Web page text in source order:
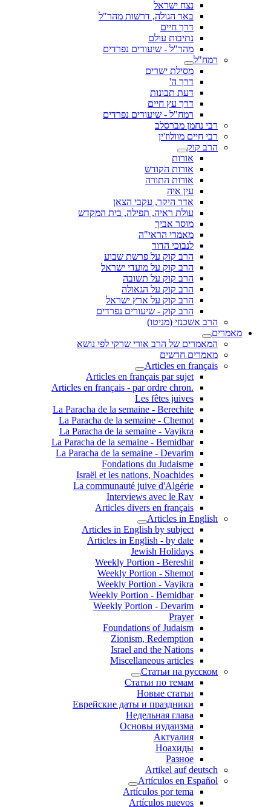
נצח ישראל
באר הגולה, דרשות מהר"ל
דרך חיים
נתיבות עולם
מהר"ל - שיעורים נפרדים
רמח"ל
מסילת ישרים
דרך ה'
דעת תבונות
דרך עץ חיים
רמח"ל - שיעורים נפרדים
רבי נחמן מברסלב
רבי חיים מוולוז'ין
הרב קוק
אורות
אורות הקודש
אורות התורה
עין איה
אדר היקר, עקבי הצאן
עולת ראיה, תפילה, בית המקדש
מוסר אביך
מאמרי הראי"ה
לנבוכי הדור
הרב קוק על פרשת שבוע
הרב קוק על מועדי ישראל
הרב קוק על תשובה
הרב קוק על הגאולה
הרב קוק על ארץ ישראל
הרב קוק - שיעורים נפרדים
הרב אשכנזי (מניטו)
מאמרים
המאמרים של הרב אורי שרקי לפי נושא
מאמרים חדשים
Articles en français
Articles en français par sujet
.Articles en français - par ordre chron
Les fêtes juives
La Paracha de la semaine - Berechite
La Paracha de la semaine - Chemot
La Paracha de la semaine - Vayikra
La Paracha de la semaine - Bemidbar
La Paracha de la semaine - Devarim
Fondations du Judaisme
Israël et les nations, Noachides
La communauté juive d'Algérie
Interviews avec le Rav
Articles divers en français
Articles in English
Articles in English by subject
Articles in English - by date
Jewish Holidays
Weekly Portion - Bereshit
Weekly Portion - Shemot
Weekly Portion - Vayikra
Weekly Portion - Bemidbar
Weekly Portion - Devarim
Prayer
Foundations of Judaism
Zionism, Redemption
Israel and the Nations
Miscellaneous articles
Статьи на русском
Статьи по темам
Новые статьи
Еврейские даты и праздники
Недельная глава
Основы иудаизма
Актуалия
Ноахиды
Разное
Artikel auf deutsch
Artículos en Español
Artículos por tema
Artículos nuevos